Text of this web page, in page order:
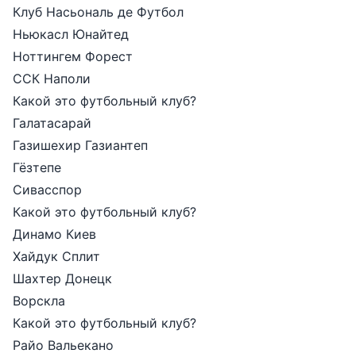
Клуб Насьональ де Футбол
Ньюкасл Юнайтед
Ноттингем Форест
ССК Наполи
Какой это футбольный клуб?
Галатасарай
Газишехир Газиантеп
Гёзтепе
Сивасспор
Какой это футбольный клуб?
Динамо Киев
Хайдук Сплит
Шахтер Донецк
Ворскла
Какой это футбольный клуб?
Райо Вальекано